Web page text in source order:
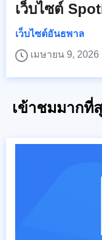
เว็บไซต์
เว็บไซต์อันธพาล
เมษายน 9, 2026
เข้าชมมากที่